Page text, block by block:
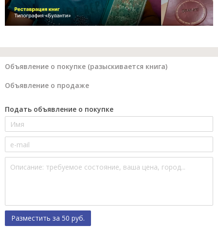
Объявление о покупке (разыскивается книга)
Объявление о продаже
Подать объявление о покупке
Разместить за 50 руб.